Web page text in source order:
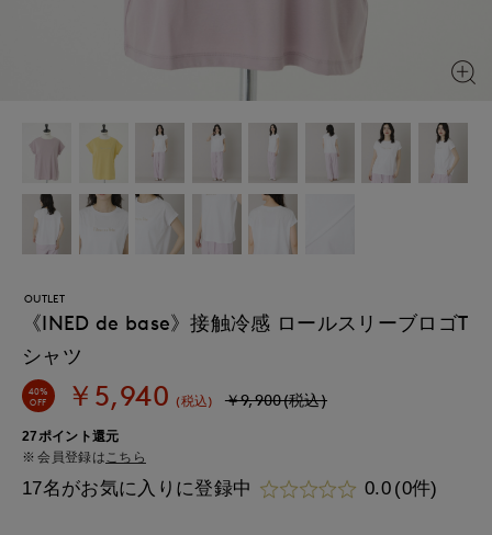
OUTLET
《INED de base》接触冷感 ロールスリーブロゴT
シャツ
40%
OFF ￥5,940 (税込) ￥9,900(税込)
27ポイント還元
会員登録は こちら
17名がお気に入りに登録中 0.0 (0件)